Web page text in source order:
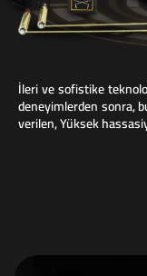
İleri ve sofistike
deneyimlerden sonra,
verilen, Yüksek